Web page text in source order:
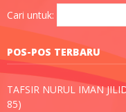
Cari untuk:
POS-POS TERBARU
TAFSIR NURUL IMAN
85)